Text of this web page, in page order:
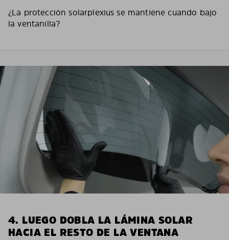
¿La protección solarplexius se mantiene cuando bajo
la ventanilla?
4. LUEGO DOBLA LA LÁMINA SOLAR
HACIA EL RESTO DE LA VENTANA